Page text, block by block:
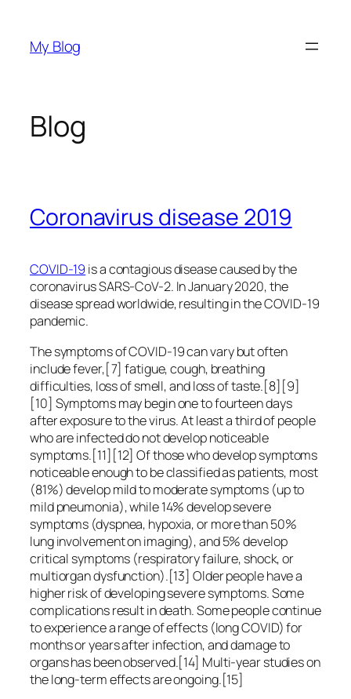
content
My Blog
Blog
Coronavirus disease 2019
COVID-19 is a contagious disease caused by the
coronavirus SARS-CoV-2. In January 2020, the
disease spread worldwide, resulting in the COVID-19
pandemic.
The symptoms of COVID‑19 can vary but often
include fever,[7] fatigue, cough, breathing
difficulties, loss of smell, and loss of taste.[8][9]
[10] Symptoms may begin one to fourteen days
after exposure to the virus. At least a third of people
who are infected do not develop noticeable
symptoms.[11][12] Of those who develop symptoms
noticeable enough to be classified as patients, most
(81%) develop mild to moderate symptoms (up to
mild pneumonia), while 14% develop severe
symptoms (dyspnea, hypoxia, or more than 50%
lung involvement on imaging), and 5% develop
critical symptoms (respiratory failure, shock, or
multiorgan dysfunction).[13] Older people have a
higher risk of developing severe symptoms. Some
complications result in death. Some people continue
to experience a range of effects (long COVID) for
months or years after infection, and damage to
organs has been observed.[14] Multi-year studies on
the long-term effects are ongoing.[15]